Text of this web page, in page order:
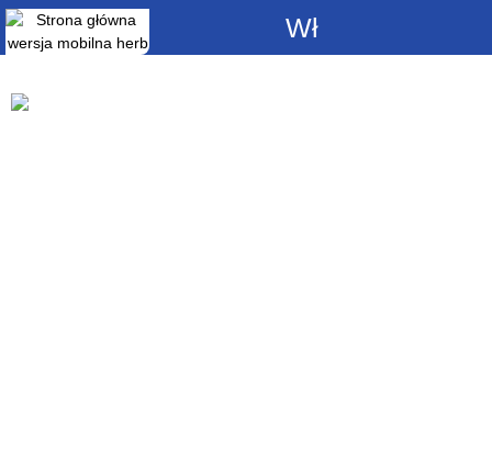
Włącz
powiadomienia